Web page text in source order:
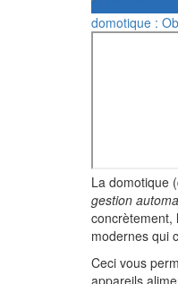
domotique :
La domotique
gestion
concrètement,
modernes qui
Ceci vous
appareils